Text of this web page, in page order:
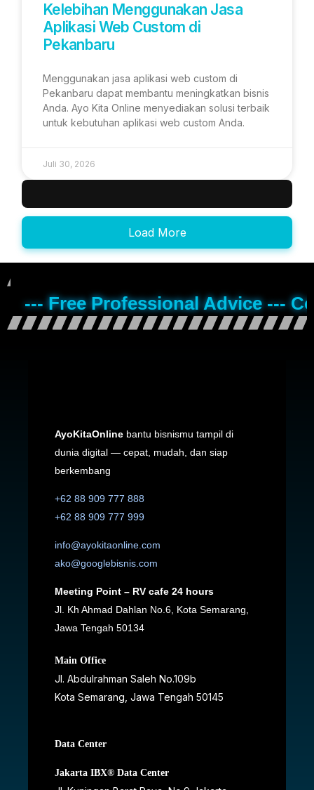
Kelebihan Menggunakan Jasa
Aplikasi Web Custom di
Pekanbaru
Menggunakan jasa aplikasi web custom di
Pekanbaru dapat membantu meningkatkan bisnis
Anda. Ayo Kita Online menyediakan solusi terbaik
untuk kebutuhan aplikasi web custom Anda.
Juli 30, 2026
Load More
--- Free Professional Advice ---
AyoKitaOnlinebantu bisnismu tampil di
dunia digital — cepat, mudah, dan siap
berkembang
+62 88 909 777 888
+62 88 909 777 999
info@ayokitaonline.com
ako@googlebisnis.com
Meeting Point – RV cafe 24 hours
Jl. Kh Ahmad Dahlan No.6, Kota Semarang,
Jawa Tengah 50134
Main Office
Jl. Abdulrahman Saleh No.109b
Kota Semarang, Jawa Tengah 50145
Data Center
Jakarta IBX® Data Center